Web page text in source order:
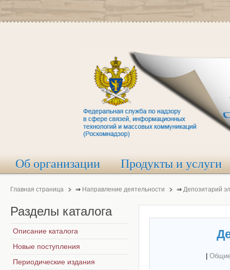
Об организации Продукты и услуги
Главная страница ⇒ Направление деятельности ⇒ Депозитарий
Разделы каталога
Описание каталога
Новые поступления
Периодические издания